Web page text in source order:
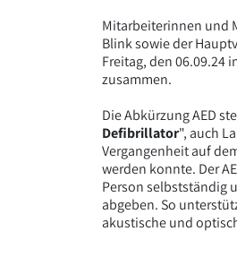
Mitarbeiterinnen und
Blink sowie der
Freitag, den 06.09.24
zusammen.
Die Abkürzung AED
Defibrillator", auch
Vergangenheit auf
werden konnte. Der
Person selbstständig
abgeben. So
akustische und